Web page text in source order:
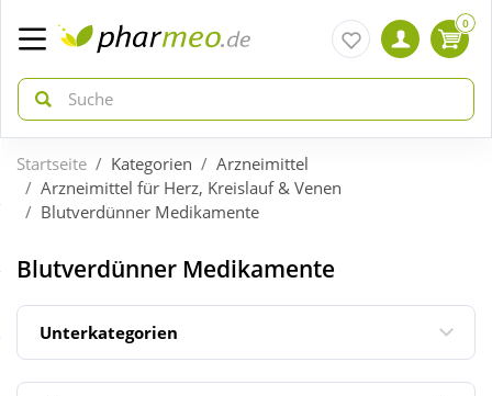
zurück
Aktuelle Coupons
zurück
Arzneimittel
0
Startseite Kategorien
Arzneimittel
Arzneimittel für Herz, Kreislauf & Venen
Blutverdünner Medikamente
Blutverdünner Medikamente
Unterkategorien